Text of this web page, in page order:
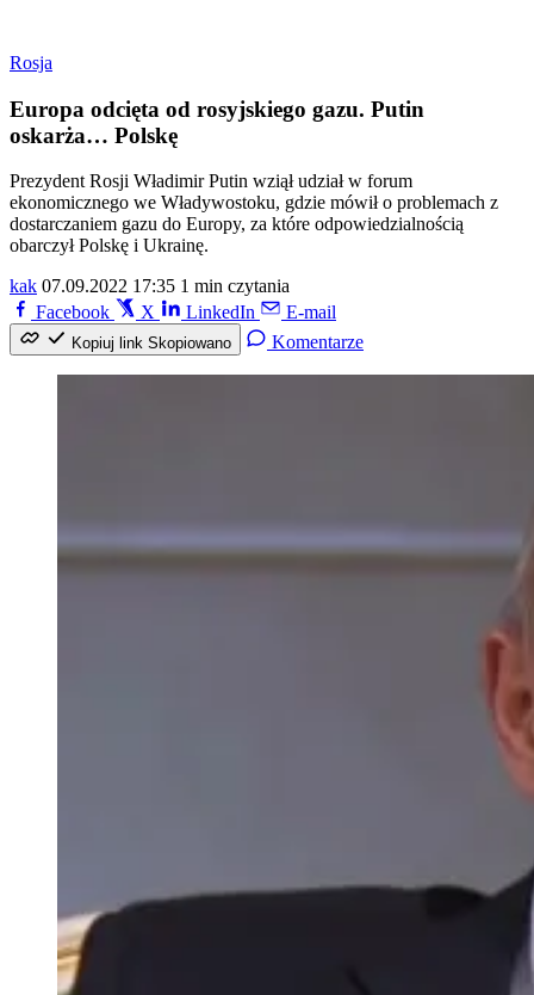
Rosja
Europa odcięta od rosyjskiego gazu. Putin
oskarża… Polskę
Prezydent Rosji Władimir Putin wziął udział w forum
ekonomicznego we Władywostoku, gdzie mówił o problemach z
dostarczaniem gazu do Europy, za które odpowiedzialnością
obarczył Polskę i Ukrainę.
kak 07.09.2022 17:35 1 min czytania
Facebook
X LinkedIn E-mail
Kopiuj link Skopiowano Komentarze